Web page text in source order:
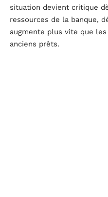
situation devient critique
ressources de la banque,
augmente plus vite que
anciens prêts.